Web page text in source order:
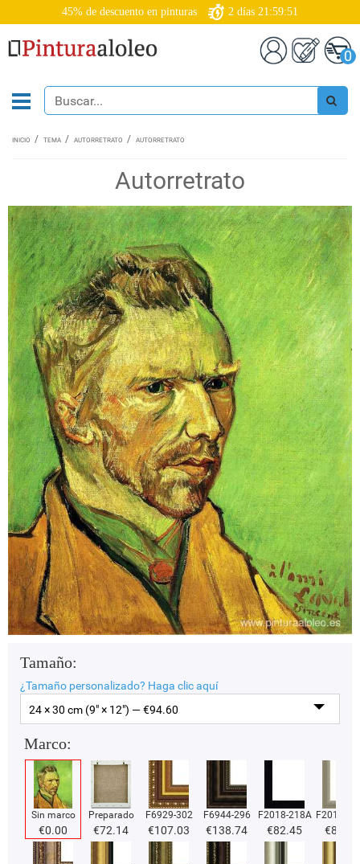
45% de descuento en pinturas 2 días 21:59:50
0
INICIO TEMA AUTORRETRATO AUTORRETRATO
Autorretrato
Tamaño:
¿Tamaño personalizado? Haga clic aquí
24 × 30 cm (9" × 12") — €94.60
Marco:
Sin marco
€0.00
Preparado
€72.14
F6929-302
€107.03
F6944-296
€138.74
F2018-218A
€82.45
F2018-
€82.45